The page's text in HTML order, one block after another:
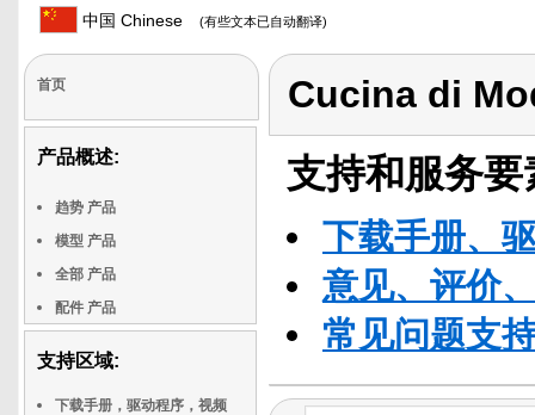
中国 Chinese (有些文本已自动翻译)
首页
产品概述:
趋势 产品
模型 产品
全部 产品
配件 产品
支持区域:
下载手册，驱动程序，视频
Cucina di
支持和服务要
下载手册、
意见、评价
常见问题支